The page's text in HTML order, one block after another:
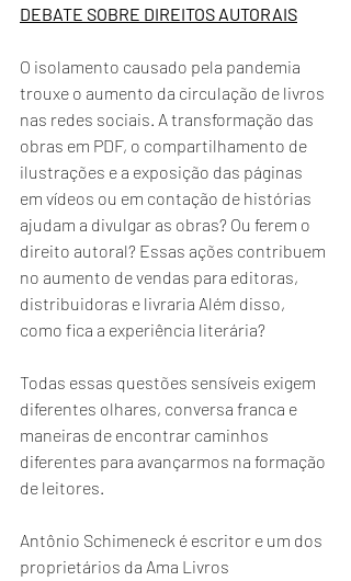
DEBATE SOBRE DIREITOS AUTORAIS
O isolamento causado pela pandemia
trouxe o aumento da circulação de livros
nas redes sociais. A transformação das
obras em PDF, o compartilhamento de
ilustrações e a exposição das páginas
em vídeos ou em contação de histórias
ajudam a divulgar as obras? Ou ferem o
direito autoral? Essas ações contribuem
no aumento de vendas para editoras,
distribuidoras e livraria Além disso,
como fica a experiência literária?
Todas essas questões sensíveis exigem
diferentes olhares, conversa franca e
maneiras de encontrar caminhos
diferentes para avançarmos na formação
de leitores.
Antônio Schimeneck é escritor e um dos
proprietários da Ama Livros